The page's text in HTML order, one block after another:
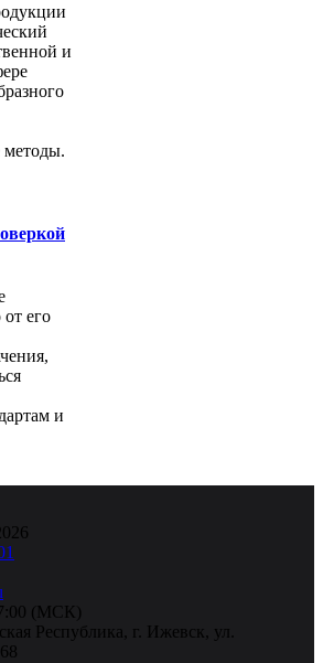
и
методы.
от его
и
(МСК)
Республика, г. Ижевск, ул.